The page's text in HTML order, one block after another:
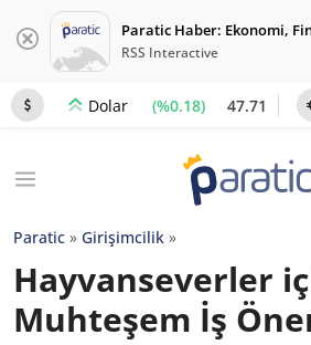
Paratic Haber: Ekonomi,
RSS Interactive
Dolar (%0.18) 47.71
Paratic » Girişimcilik »
Hayvanseverler
Muhteşem İş